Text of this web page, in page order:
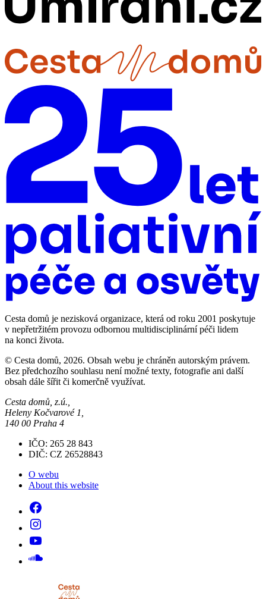
Cesta domů je nezisková organizace, která od roku 2001 poskytuje
v nepřetržitém provozu odbornou multidisciplinární péči lidem
na konci života.
© Cesta domů, 2026. Obsah webu je chráněn autorským právem.
Bez předchozího souhlasu není možné texty, fotografie ani další
obsah dále šířit či komerčně využívat.
Cesta domů, z.ú.,
Heleny Kočvarové 1,
140 00 Praha 4
IČO: 265 28 843
DIČ: CZ 26528843
O webu
About this website